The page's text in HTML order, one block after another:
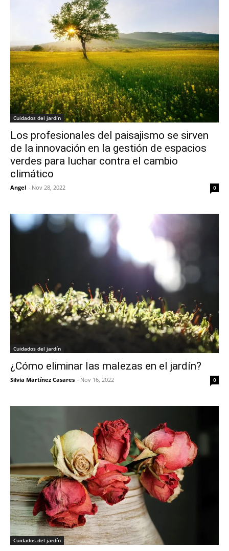
Cuidados del jardín
Los profesionales del paisajismo se sirven
de la innovación en la gestión de espacios
verdes para luchar contra el cambio
climático
Angel - Nov 28, 2022 0
Cuidados del jardín
¿Cómo eliminar las malezas en el jardín?
Silvia Martínez Casares - Nov 16, 2022 0
Cuidados del jardín